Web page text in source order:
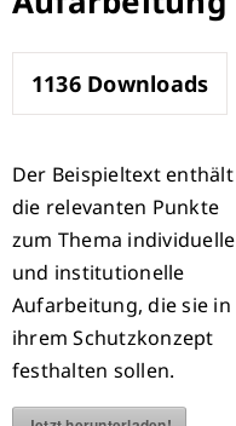
1136Downloads
Der Beispieltext enthält
die relevanten Punkte
zum Thema individuelle
und institutionelle
Aufarbeitung, die sie in
ihrem Schutzkonzept
festhalten sollen.